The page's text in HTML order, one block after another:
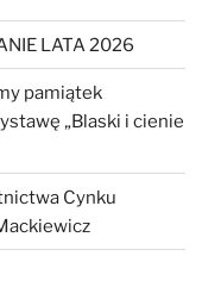
LATA 2026
pamiątek
„Blaski i cienie
Cynku